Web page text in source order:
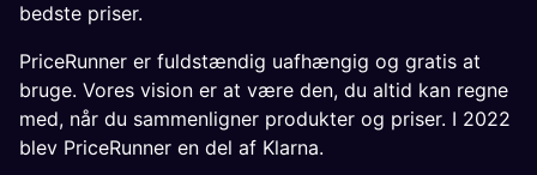
bedste priser.
PriceRunner er fuldstændig uafhængig og gratis at
bruge. Vores vision er at være den, du altid kan regne
med, når du sammenligner produkter og priser. I 2022
blev PriceRunner en del af Klarna.